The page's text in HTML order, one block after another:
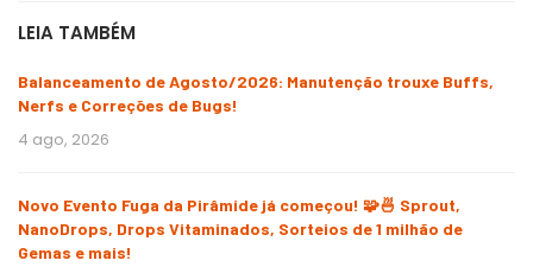
LEIA TAMBÉM
Balanceamento de Agosto/2026: Manutenção trouxe Buffs,
Nerfs e Correções de Bugs!
4 ago, 2026
Novo Evento Fuga da Pirâmide já começou! 🧩🍜 Sprout,
NanoDrops, Drops Vitaminados, Sorteios de 1 milhão de
Gemas e mais!